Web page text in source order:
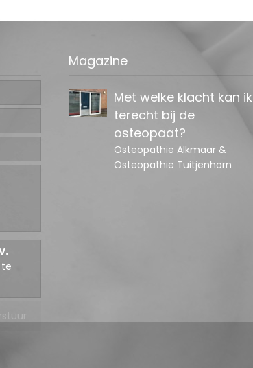
Magazine
Met welke klacht kan ik
terecht bij de
osteopaat?
Osteopathie Alkmaar &
Osteopathie Tuitjenhorn